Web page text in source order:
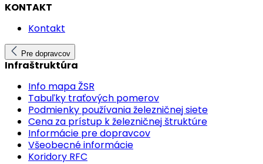
KONTAKT
Kontakt
Pre dopravcov
Infraštruktúra
Info mapa ŽSR
Tabuľky traťových pomerov
Podmienky používania železničnej siete
Cena za prístup k železničnej štruktúre
Informácie pre dopravcov
Všeobecné informácie
Koridory RFC